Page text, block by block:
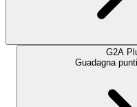
G2A
Guadagna